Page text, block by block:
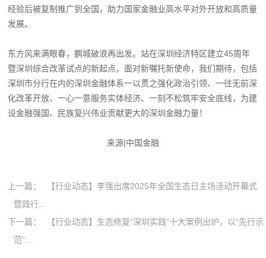
经验后被复制推广到全国，助力国家金融业高水平对外开放和高质量
发展。
东方风来满眼春，鹏城破浪再出发。站在深圳经济特区建立45周年
暨深圳综合改革试点的新起点，面对新嘱托新使命，我们期待，包括
深圳市分行在内的深圳金融体系一以贯之强化政治引领、一往无前深
化改革开放、一心一意服务实体经济、一刻不松筑牢安全底线，为建
设金融强国、民族复兴伟业贡献更大的深圳金融力量！
来源|中国金融
上一篇：
【行业动态】李强出席2025年全国生态日主场活动开幕式
暨践行...
下一篇：
【行业动态】生态修复“深圳实践”十大案例出炉，以“先行示
范”...